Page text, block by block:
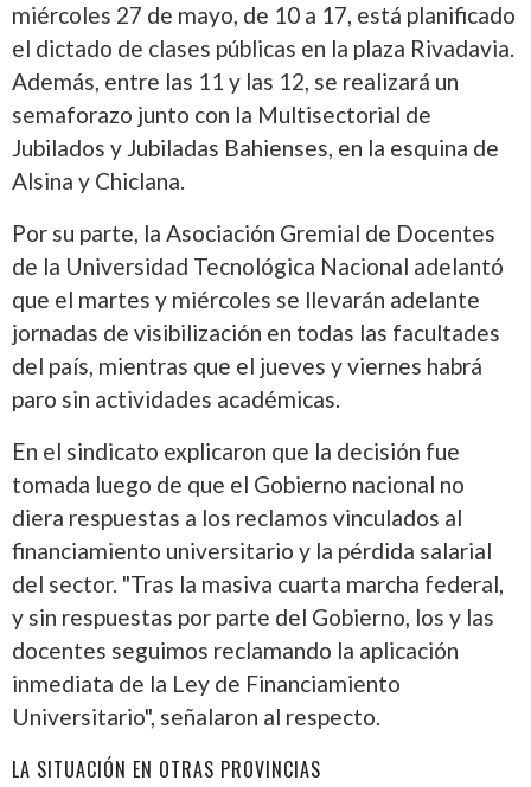
miércoles 27 de mayo, de 10 a 17, está planificado
el dictado de clases públicas en la plaza Rivadavia.
Además, entre las 11 y las 12, se realizará un
semaforazo junto con la Multisectorial de
Jubilados y Jubiladas Bahienses, en la esquina de
Alsina y Chiclana.
Por su parte, la Asociación Gremial de Docentes
de la Universidad Tecnológica Nacional adelantó
que el martes y miércoles se llevarán adelante
jornadas de visibilización en todas las facultades
del país, mientras que el jueves y viernes habrá
paro sin actividades académicas.
En el sindicato explicaron que la decisión fue
tomada luego de que el Gobierno nacional no
diera respuestas a los reclamos vinculados al
financiamiento universitario y la pérdida salarial
del sector. "Tras la masiva cuarta marcha federal,
y sin respuestas por parte del Gobierno, los y las
docentes seguimos reclamando la aplicación
inmediata de la Ley de Financiamiento
Universitario", señalaron al respecto.
LA SITUACIÓN EN OTRAS PROVINCIAS